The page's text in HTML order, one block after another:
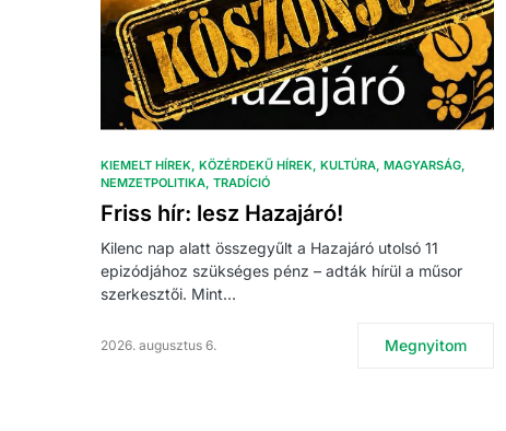
KIEMELT HÍREK KÖZÉRDEKŰ HÍREK KULTÚRA MAGYARSÁG
NEMZETPOLITIKA TRADÍCIÓ
Friss hír: lesz Hazajáró!
Kilenc nap alatt összegyűlt a Hazajáró utolsó 11
epizódjához szükséges pénz – adták hírül a műsor
szerkesztői. Mint…
2026. augusztus 6. Megnyitom